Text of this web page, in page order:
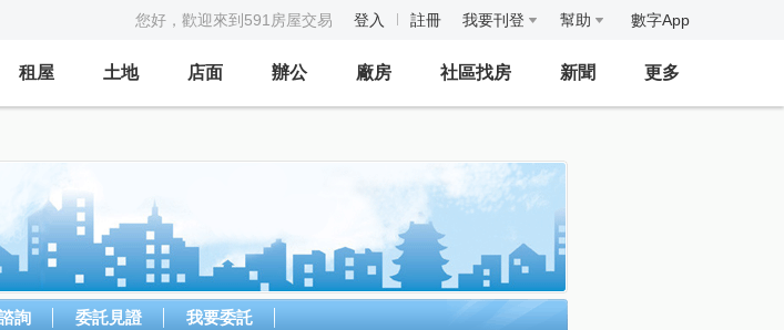
您好，歡迎來到591房屋交易 登入 註冊 我要刊登 幫助 數字App
租屋 土地 店面 辦公 廠房 社區找房 新聞 更多
詢 委託見證 我要委託